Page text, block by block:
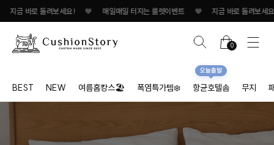
매일매일 터지는 룰렛이벤트 지금 바로 돌려보세요! 매일매일 터지는 룰렛
0
BEST NEW 여름홈캉스🏖 폭염특가템❄️ 항균호텔솜
오늘출발
무지